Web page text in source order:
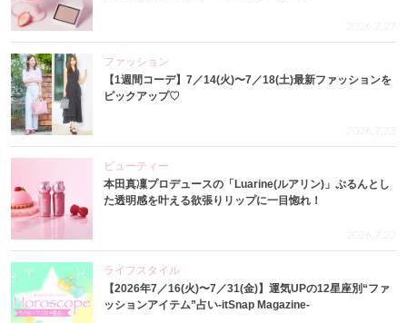
2026.7.27
ファッション
【1週間コーデ】7／14(火)〜7／18(土)最新ファッションを
ピックアップ♡
2026.7.23
ビューティー
本田真凜プロデュースの「Luarine(ルアリン)」ぷるんとし
た透明感を叶える欲張りリップに一目惚れ！
2026.7.22
ライフスタイル
【2026年7／16(火)〜7／31(金)】運気UPの12星座別“ファ
ッションアイテム”占い-itSnap Magazine-